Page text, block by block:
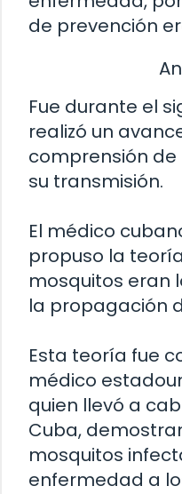
de prevención
Fue durante el
realizó un
comprensión
su transmisión.
El médico
propuso la
mosquitos eran
la propagación
Esta teoría fue
médico
quien llevó a
Cuba,
mosquitos
enfermedad a